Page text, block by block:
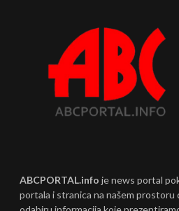
ABCPORTAL.info je news portal
portala i stranica na našem